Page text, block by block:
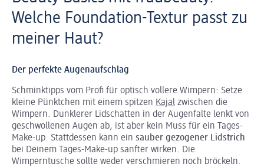
Welche Foundation-Textur passt zu
meiner Haut?
Der perfekte Augenaufschlag
Schminktipps vom Profi für optisch vollere Wimpern: Setze
kleine Pünktchen mit einem spitzen Kajal zwischen die
Wimpern. Dunklerer Lidschatten in der Augenfalte lenkt von
geschwollenen Augen ab, ist aber kein Muss für ein Tages-
Make-up. Stattdessen kann ein sauber gezogener Lidstrich
bei Deinem Tages-Make-up sanfter wirken. Die
Wimperntusche sollte weder verschmieren noch bröckeln.